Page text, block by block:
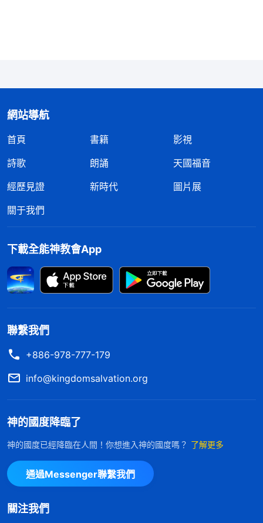
因、客觀理由，他們到這個年齡就該臨到這個事，就
該得這個病。你在跟前就能避免嗎？如果神在他們的
命運中没有安排生病這件事，那你不在他們跟前他們
開，是不是？
成員、子女不都在跟前嗎？父母臨到病痛或者病情加
重，都是因為子女離開父母造成的嗎？不是這回事
吧，那就是命該如此。只不過作為兒女，因為你與父
母有這層血緣關係，别人聽了無感，你聽了就難受，
這很正常，但是你没必要因為父母臨到了這樣的大
難，你就又分析又研究，又琢磨怎麽擺脱、怎麽解
是一兩件了，如果神安排環境讓他們擺脱這些事的
話，那這些事早晚會烟消雲散；如果這件事是他們一
生中的一個坎，他們必須經歷，那該經歷多長時間都
是神説了算，是他們必須經歷的，他們躲不過。你想
憑一己之力去解决這個事，去分析、研究這個事的源
頭、前因後果，那是愚蠢的想法，没用，多餘。你不
友幫忙，給父母聯繫醫院，聯繫最好的醫生，安排最
網站導航
首頁 書籍
影視
詩歌
朗誦
天國福音
經歷見證
新時代
圖片展
關于我們
下載全能神教會App
聯繫我們
+886-978-777-179
info@kingdomsalvation.org
神的國度降臨了
神的國度已經降臨在人間！你想進入神的國度嗎？ 了解更多
通過Messenger聯繫我們
關注我們